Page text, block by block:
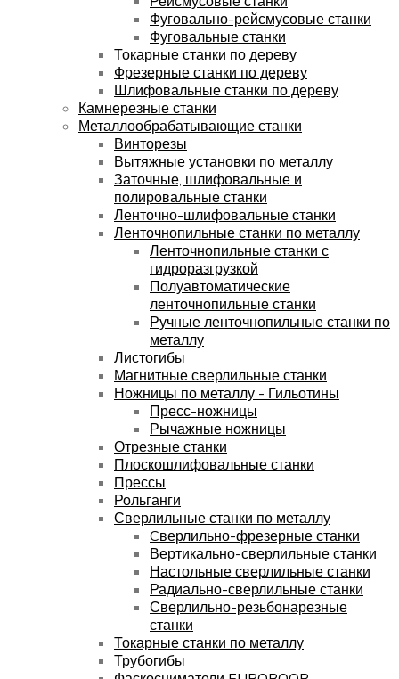
Фуговально-рейсмусовые станки
Фуговальные станки
Токарные станки по дереву
Фрезерные станки по дереву
Шлифовальные станки по дереву
Камнерезные станки
Металлообрабатывающие станки
Винторезы
Вытяжные установки по металлу
Заточные, шлифовальные и
полировальные станки
Ленточно-шлифовальные станки
Ленточнопильные станки по металлу
Ленточнопильные станки с
гидроразгрузкой
Полуавтоматические
ленточнопильные станки
Ручные ленточнопильные станки по
металлу
Листогибы
Магнитные сверлильные станки
Ножницы по металлу - Гильотины
Пресс-ножницы
Рычажные ножницы
Отрезные станки
Плоскошлифовальные станки
Прессы
Рольганги
Сверлильные станки по металлу
Cверлильно-фрезерные станки
Вертикально-сверлильные станки
Настольные сверлильные станки
Радиально-сверлильные станки
Сверлильно-резьбонарезные
станки
Токарные станки по металлу
Трубогибы